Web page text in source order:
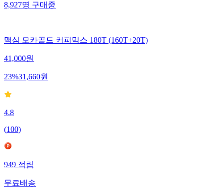
8,927명 구매중
맥심 모카골드 커피믹스 180T (160T+20T)
41,000원
23%31,660원
4.8
(100)
949적립
무료배송